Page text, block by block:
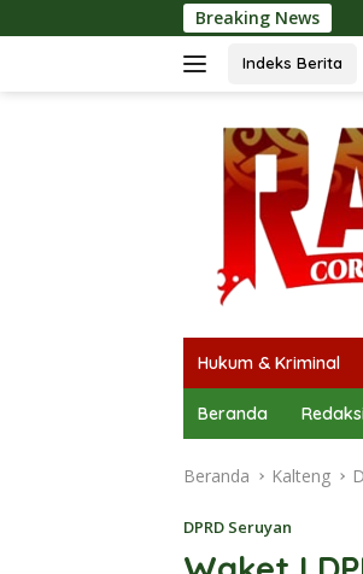
ke
Breaking News
Indeks Berita
Hukum & Kriminal
Beranda Redaksi
Beranda Kalteng
DPRD Seruyan